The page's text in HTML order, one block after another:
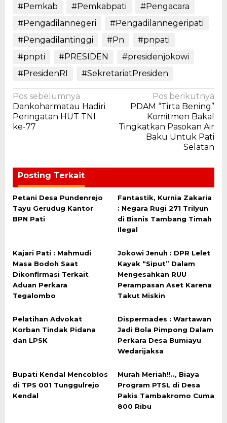
#Pemkab #Pemkabpati
#Pengacara
#Pengadilannegeri
#Pengadilannegeripati
#Pengadilantinggi
#Pn
#pnpati
#pnpti
#PRESIDEN
#presidenjokowi
#PresidenRI
#SekretariatPresiden
Navigasi
pos
Pos sebelumnya
Dankoharmatau Hadiri
Peringatan HUT TNI
ke-77
Pos berikutnya
PDAM “Tirta Bening”
Komitmen Bakal
Tingkatkan Pasokan Air
Baku Untuk Pati
Selatan
Posting Terkait
Petani Desa Pundenrejo
Tayu Gerudug Kantor
BPN Pati
Fantastik, Kurnia Zakaria
: Negara Rugi 271 Trilyun
di Bisnis Tambang Timah
Ilegal
Kajari Pati : Mahmudi
Masa Bodoh Saat
Dikonfirmasi Terkait
Aduan Perkara
Tegalombo
Jokowi Jenuh : DPR Lelet
Kayak “Siput” Dalam
Mengesahkan RUU
Perampasan Aset Karena
Takut Miskin
Pelatihan Advokat
Korban Tindak Pidana
dan LPSK
Dispermades : Wartawan
Jadi Bola Pimpong Dalam
Perkara Desa Bumiayu
Wedarijaksa
Bupati Kendal Mencoblos
di TPS 001 Tunggulrejo
Kendal
Murah Meriah!!.., Biaya
Program PTSL di Desa
Pakis Tambakromo Cuma
800 Ribu